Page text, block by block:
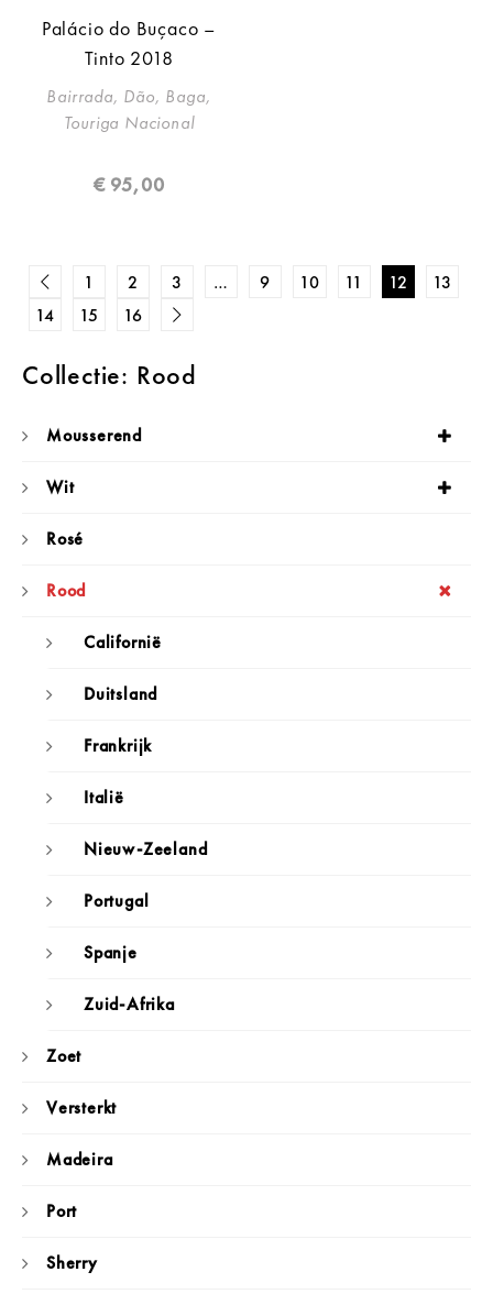
Collectie: Rood
Mousserend
Wit
Rosé
Rood
Californië
Duitsland
Frankrijk
Italië
Nieuw-Zeeland
Portugal
Spanje
Zuid-Afrika
Zoet
Versterkt
Madeira
Port
Sherry
Palácio do Buçaco –
Tinto 2018
Bairrada, Dão, Baga,
Touriga Nacional
€95,00
1 2 3 … 9 10 11 12
13
14
15 16